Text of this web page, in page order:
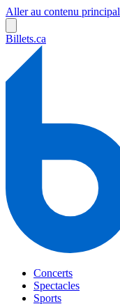
Aller au contenu principal
Billets.ca
Concerts
Spectacles
Sports